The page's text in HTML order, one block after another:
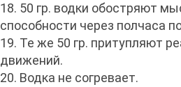
18. 50 гр. водки обостряют
способности через полчаса
19. Те же 50 гр. притупляют
движений.
20. Водка не согревает.